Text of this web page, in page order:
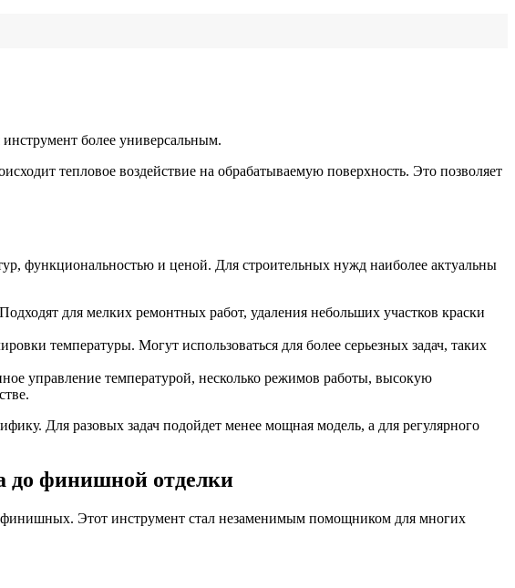
более универсальным.
тепловое воздействие на обрабатываемую поверхность. Это позволяет
функциональностью и ценой. Для строительных нужд наиболее актуальны
для мелких ремонтных работ, удаления небольших участков краски
температуры. Могут использоваться для более серьезных задач, таких
управление температурой, несколько режимов работы, высокую
Для разовых задач подойдет менее мощная модель, а для регулярного
до финишной отделки
финишных. Этот инструмент стал незаменимым помощником для многих